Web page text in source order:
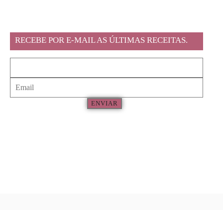
RECEBE POR E-MAIL AS ÚLTIMAS RECEITAS.
ENVIAR